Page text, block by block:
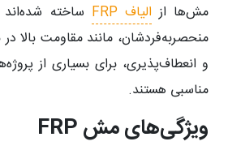
مش‌ها از الیاف FRP
ساخته
منحصربه‌فردشان، مانند مقاومت بالا در
و انعطاف‌پذیری، برای بسیاری از
مناسبی هستند.
ویژگی‌های مش FRP